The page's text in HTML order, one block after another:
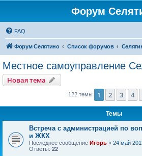
Форум
FAQ
Форум Селятино Список форумов
Местное самоуправление
Новая тема
122 темы 1 2 3 4
Темы
Встреча с администрацией по
и ЖКХ
Последнее сообщение Игорь « 24 май
Ответы: 22